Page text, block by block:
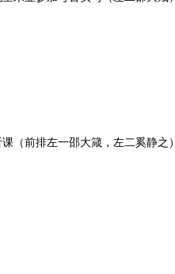
（前排左一邵大箴，左二奚静之）